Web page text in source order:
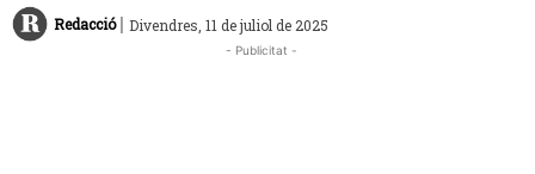
Redacció | Divendres, 11 de juliol de 2025
- Publicitat -